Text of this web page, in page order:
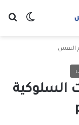
النفس
السلوكية